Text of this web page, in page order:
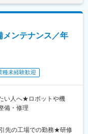
メンテナンス／年
種未経験歓迎
い人へ★ロボットや機
備・修理
先の工場での勤務★研修